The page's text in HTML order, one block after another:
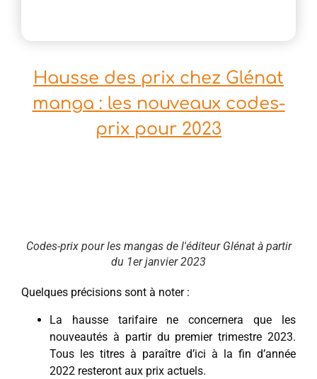
Hausse des prix chez Glénat
manga : les nouveaux codes-
prix pour 2023
Codes-prix pour les mangas de l'éditeur Glénat à partir
du 1er janvier 2023
Quelques précisions sont à noter :
La hausse tarifaire ne concernera que les
nouveautés à partir du premier trimestre 2023.
Tous les titres à paraître d’ici à la fin d’année
2022 resteront aux prix actuels.